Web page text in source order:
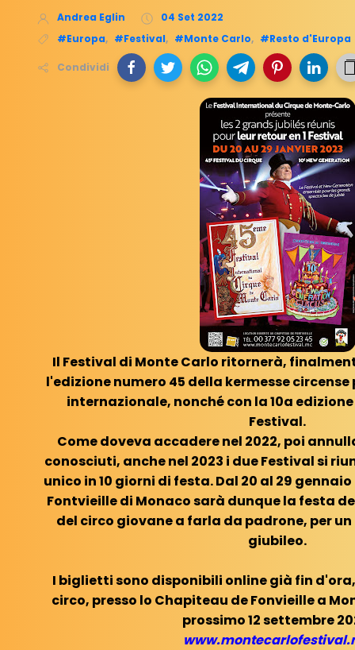
Andrea Eglin
04 Set 2022
#Europa, #Festival, #Monte Carlo, #Resto d'Europa
Condividi
Il Festival di Monte Carlo ritornerà,
l'edizione numero 45 della kermesse
internazionale, nonché con la 10a
Festival.
Come doveva accadere nel 2022, poi
conosciuti, anche nel 2023 i due Festival si
unico in 10 giorni di festa. Dal 20 al 29
Fontvieille di Monaco sarà dunque la festa
del circo giovane a farla da padrone, per
giubileo.
I biglietti sono disponibili online già fin
circo, presso lo Chapiteau de Fonvieille a
prossimo 12 settembre